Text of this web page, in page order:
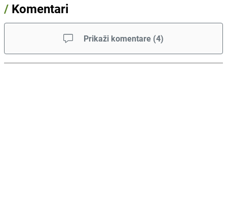
/ Komentari
Prikaži komentare (4)